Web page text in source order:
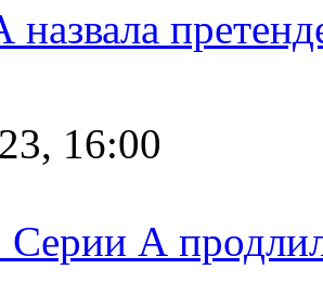
16:00
А